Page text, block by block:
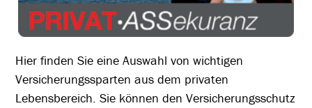
Hier finden Sie eine Auswahl von wichtigen
Versicherungssparten aus dem privaten
Lebensbereich. Sie können den Versicherungsschutz